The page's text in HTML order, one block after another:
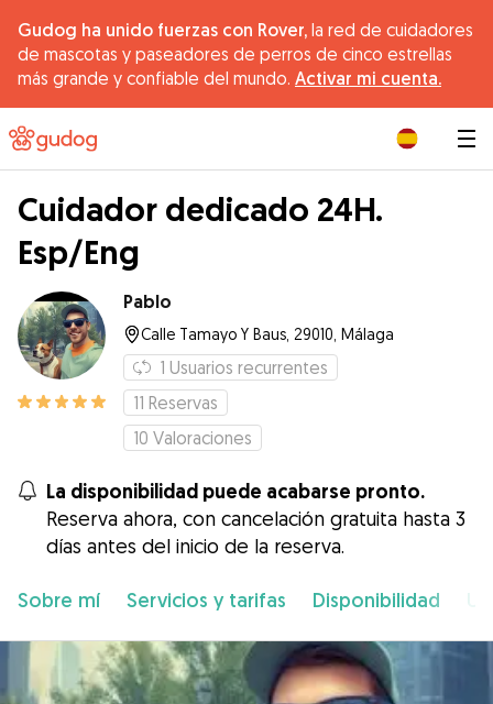
Gudog ha unido fuerzas con Rover, la red de cuidadores
de mascotas y paseadores de perros de cinco estrellas
más grande y confiable del mundo. Activar mi cuenta.
Cuidador dedicado 24H.
Esp/Eng
Pablo
Calle Tamayo Y Baus, 29010, Málaga
1 Usuarios recurrentes
11 Reservas
10 Valoraciones
La disponibilidad puede acabarse pronto.
Reserva ahora, con cancelación gratuita hasta 3
días antes del inicio de la reserva.
Sobre mí Servicios y tarifas Disponibilidad